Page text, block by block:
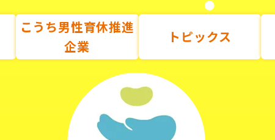
こうち男性育休推進
企業
トピックス